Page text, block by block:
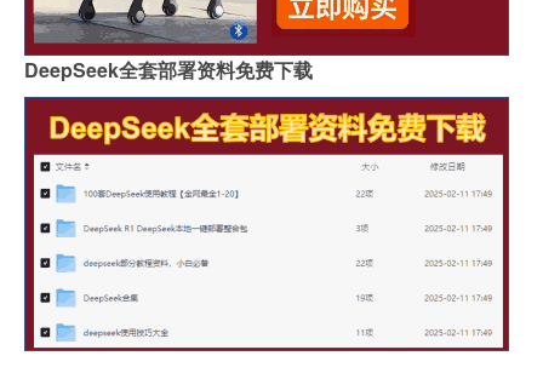
DeepSeek全套部署资料免费下载